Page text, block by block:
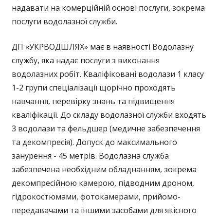
надавати на комерційній основі послуги, зокрема
послуги водолазної служби.
ДП «УКРВОДШЛЯХ» має в наявності Водолазну
службу, яка надає послуги з виконання
водолазних робіт. Кваліфіковані водолази 1 класу
1-2 групи спеціалізації щорічно проходять
навчання, перевірку знань та підвищення
кваліфікації. До складу водолазної служби входять
3 водолази та фельдшер (медичне забезпечення
та декомпресія). Допуск до максимального
занурення - 45 метрів. Водолазна служба
забезпечена необхідним обладнанням, зокрема
декомпресійною камерою, підводним дроном,
гідрокостюмами, фотокамерами, прийомо-
передавачами та іншими засобами для якісного